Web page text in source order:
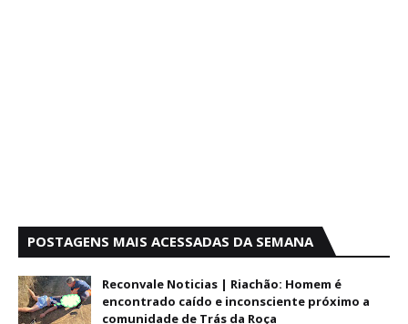
POSTAGENS MAIS ACESSADAS DA SEMANA
Reconvale Noticias | Riachão: Homem é
encontrado caído e inconsciente próximo a
comunidade de Trás da Roça